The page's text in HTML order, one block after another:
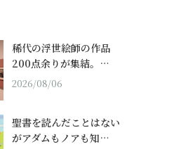
稀代の浮世絵師の作品
200点余りが集結。…
2026/08/06
聖書を読んだことはない
がアダムもノアも知…